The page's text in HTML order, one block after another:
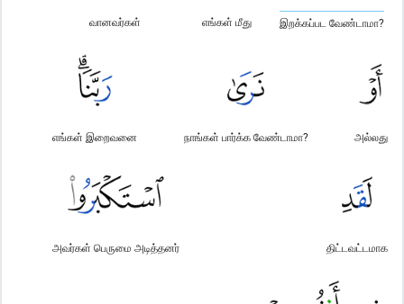
இறக்கப்பட வேண்டாமா?
எங்கள் மீது
வானவர்கள்
அல்லது
நாங்கள் பார்க்க வேண்டாமா?
எங்கள் இறைவனை
திட்டவட்டமாக
அவர்கள் பெருமை அடித்தனர்